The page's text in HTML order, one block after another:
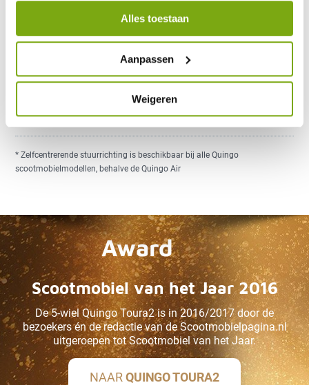
Alles toestaan
Aanpassen
Weigeren
Stabiliteit in schuine bocht
Stoep oprijden met 90 graden
Stoep oprijden met 45 graden
Zelfcentrerende stuurinrichting
* Zelfcentrerende stuurrichting is beschikbaar bij alle Quingo
scootmobielmodellen, behalve de Quingo Air
Award
Scootmobiel van het Jaar 2016
De 5-wiel Quingo Toura2 is in 2016/2017 door de
bezoekers én de redactie van de Scootmobielpagina.nl
uitgeroepen tot Scootmobiel van het Jaar.
NAARQUINGO TOURA2